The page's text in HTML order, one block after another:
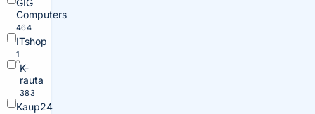
GIG
Computers
464
ITshop
1
K-
rauta
383
Kaup24